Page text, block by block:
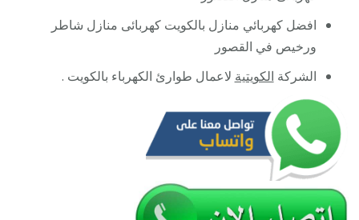
افضل كهربائي منازل بالكويت كهربائى منازل شاطر
ورخيص في القصور
الشركة الكويتية لاعمال طوارئ الكهرباء بالكويت .